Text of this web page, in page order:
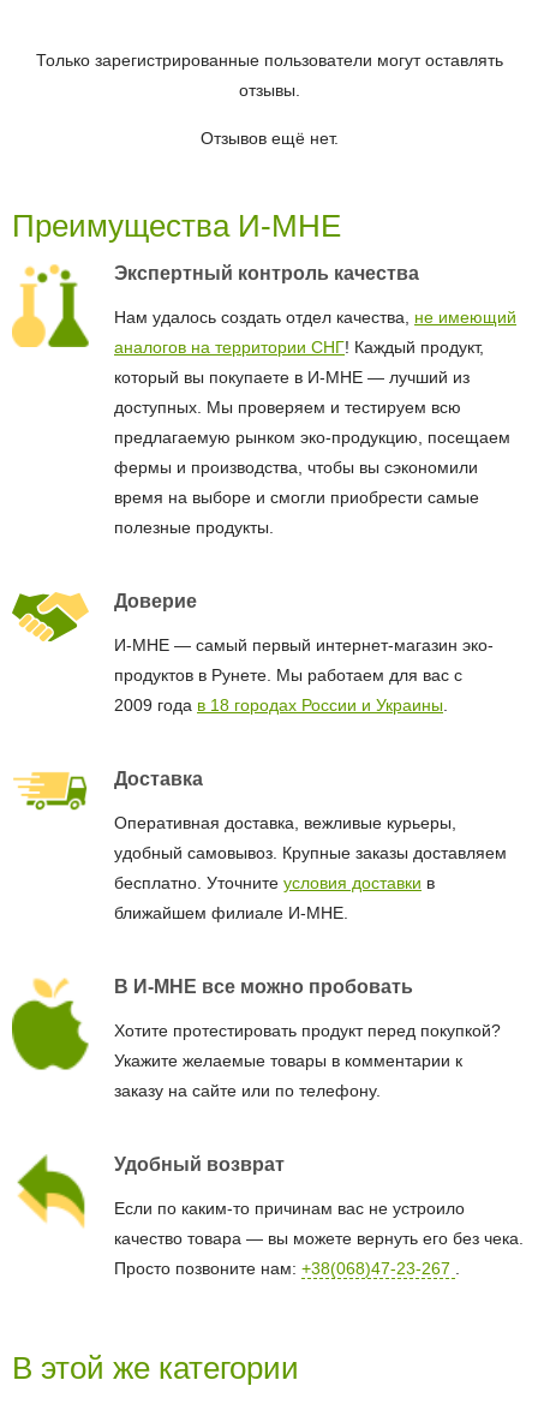
Только зарегистрированные пользователи могут оставлять
отзывы.
Отзывов ещё нет.
Преимущества И-МНЕ
Экспертный контроль качества
Нам удалось создать отдел качества, не имеющий
аналогов на территории СНГ! Каждый продукт,
который вы покупаете в И-МНЕ — лучший из
доступных. Мы проверяем и тестируем всю
предлагаемую рынком эко-продукцию, посещаем
фермы и производства, чтобы вы сэкономили
время на выборе и смогли приобрести самые
полезные продукты.
Доверие
И-МНЕ — самый первый интернет-магазин эко-
продуктов в Рунете. Мы работаем для вас с
2009 года в 18 городах России и Украины
Доставка
Оперативная доставка, вежливые курьеры,
удобный самовывоз. Крупные заказы доставляем
бесплатно. Уточните условия доставки в
ближайшем филиале И-МНЕ.
В И-МНЕ все можно пробовать
Хотите протестировать продукт перед покупкой?
Укажите желаемые товары в комментарии к
заказу на сайте или по телефону.
Удобный возврат
Если по каким-то причинам вас не устроило
качество товара — вы можете вернуть его без чека.
Просто позвоните нам: +38(068)47-23-267
В этой же категории